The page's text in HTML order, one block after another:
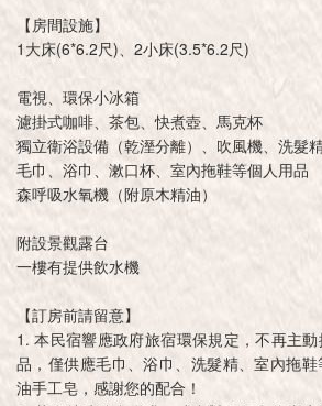
【房間設施】
1大床(6*6.2尺)、2小床(3.5*6.2尺)
電視、環保小冰箱
濾掛式咖啡、茶包、快煮壺、馬克杯
獨立衛浴設備（乾溼分離）、吹風機、洗髮
毛巾、浴巾、漱口杯、室內拖鞋等個人用品
森呼吸水氧機（附原木精油）
附設景觀露台
一樓有提供飲水機
【訂房前請留意】
1. 本民宿響應政府旅宿環保規定，不再主
品，僅供應毛巾、浴巾、洗髮精、室內拖
油手工皂，感謝您的配合！